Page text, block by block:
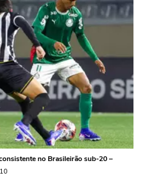
no Brasileirão sub-20 –